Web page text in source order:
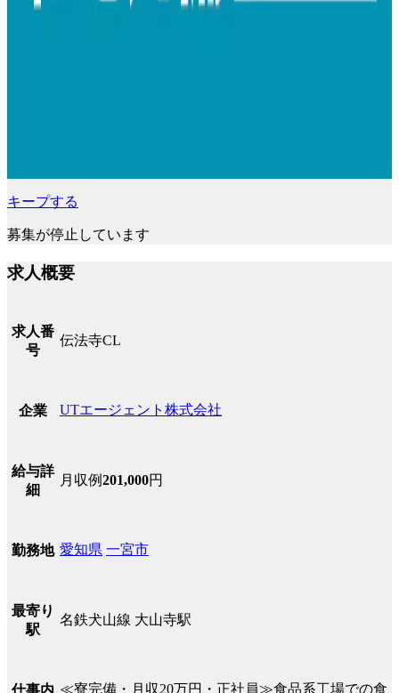
キープする
募集が停止しています
求人概要
求人番
号
伝法寺CL
企業 UTエージェント株式会社
給与詳
細
月収例201,000円
勤務地 愛知県 一宮市
最寄り
駅
名鉄犬山線 大山寺駅
仕事内 ≪寮完備・月収20万円・正社員≫食品系工場での食